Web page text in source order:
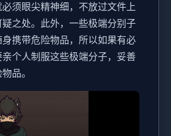
须眼尖精神细，不放过文件上
之处。此外，一些极端分别子
携带危险物品，所以如果有必
个人制服这些极端分子，妥善
品。